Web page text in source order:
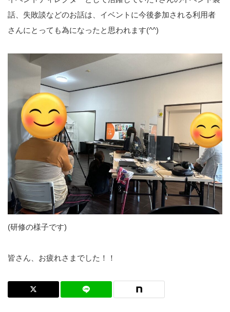
話、失敗談などのお話は、イベントに今後参加される利用者
さんにとっても為になったと思われます(^^)
(研修の様子です)
皆さん、お疲れさまでした！！